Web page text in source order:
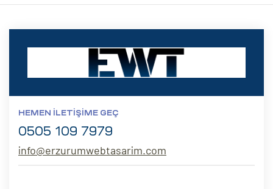
HEMEN İLETIŞIME GEÇ
0505 109 7979
info@erzurumwebtasarim.com